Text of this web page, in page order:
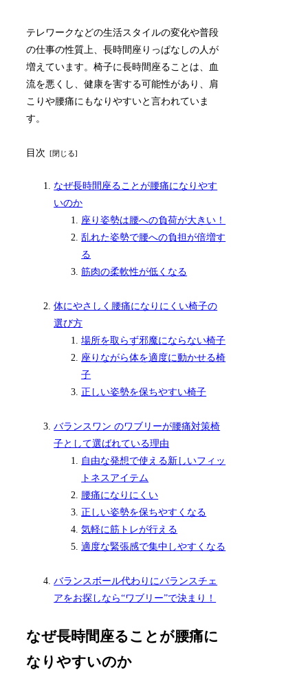
テレワークなどの生活スタイルの変化や普段
の仕事の性質上、長時間座りっぱなしの人が
増えています。椅子に長時間座ることは、血
流を悪くし、健康を害する可能性があり、肩
こりや腰痛にもなりやすいと言われていま
す。
目次
なぜ長時間座ることが腰痛になりやす
いのか
座り姿勢は腰への負荷が大きい！
乱れた姿勢で腰への負担が倍増す
る
筋肉の柔軟性が低くなる
体にやさしく腰痛になりにくい椅子の
選び方
場所を取らず邪魔にならない椅子
座りながら体を適度に動かせる椅
子
正しい姿勢を保ちやすい椅子
バランスワン のワブリーが腰痛対策椅
子として選ばれている理由
自由な発想で使える新しいフィッ
トネスアイテム
腰痛になりにくい
正しい姿勢を保ちやすくなる
気軽に筋トレが行える
適度な緊張感で集中しやすくなる
バランスボール代わりにバランスチェ
アをお探しなら“ワブリー”で決まり！
なぜ長時間座ることが腰痛に
なりやすいのか